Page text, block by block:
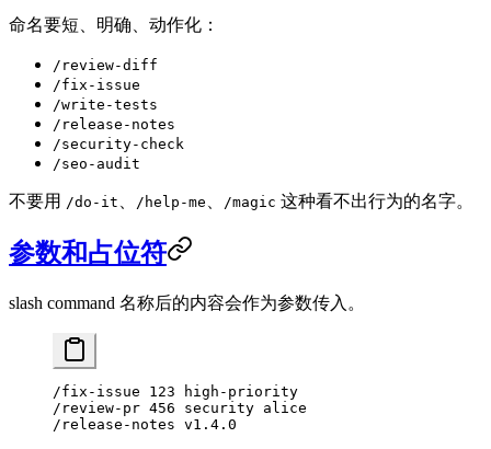
命名要短、明确、动作化：
/review-diff
/fix-issue
/write-tests
/release-notes
/security-check
/seo-audit
不要用 /do-it /help-me /magic 这种看不出行为的名字。
参数和占位符
slash command 名称后的内容会作为参数传入。
/fix-issue 123 high-priority
/review-pr 456 security alice
/release-notes v1.4.0